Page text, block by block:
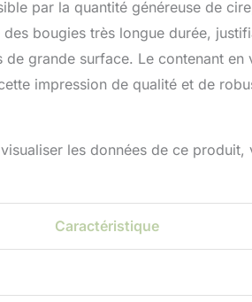
par la quantité généreuse de
bougies très longue durée,
de grande surface. Le contenant
impression de qualité et de
les données de ce
Caractéristique